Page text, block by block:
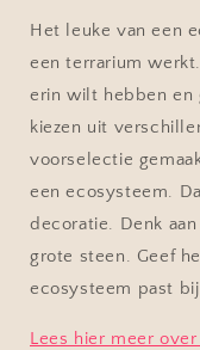
Het leuke van een
een terrarium
erin wilt hebben en
kiezen uit
voorselectie
een ecosysteem.
decoratie. Denk
grote steen. Geef
ecosysteem past
Lees hier meer